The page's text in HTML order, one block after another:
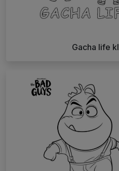
Gacha life